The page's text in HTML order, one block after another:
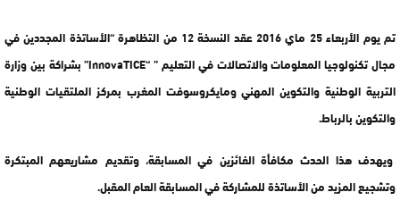
تم يوم الأربعاء 25 ماي 2016 عقد النسخة 12 من التظاهرة “الأساتذة المجددين في
مجال تكنولوجيا المعلومات والاتصالات في التعليم ” “InnovaTICE” بشراكة بين وزارة
التربية الوطنية والتكوين المهني ومايكروسوفت المغرب بمركز الملتقيات الوطنية
والتكوين بالرباط.
ويهدف هذا الحدث مكافأة الفائزين في المسابقة، وتقديم مشاريعهم المبتكرة
وتشجيع المزيد من الأساتذة للمشاركة في المسابقة العام المقبل.